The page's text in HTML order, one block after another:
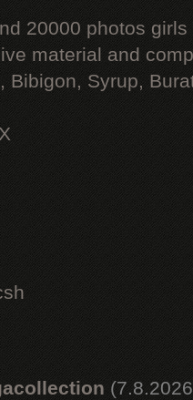
20000 photos
material and
Bibigon, Syrup,